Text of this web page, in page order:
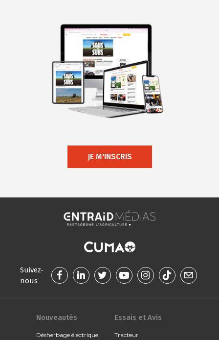
JE M'INSCRIS
Suivez-
nous
Nouveautés
Désherbage électrique
Essais et Avis
Tracteur